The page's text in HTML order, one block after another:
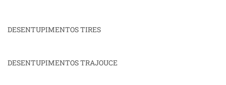
DESENTUPIMENTOS TIRES
DESENTUPIMENTOS TRAJOUCE